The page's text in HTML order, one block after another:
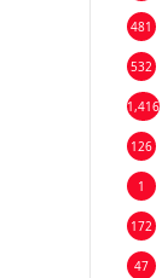
481
532
1,416
126
1
172
47